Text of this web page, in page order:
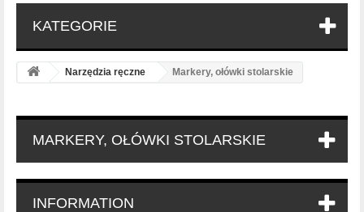
KATEGORIE
Narzędzia ręczne Markery, ołówki stolarskie
MARKERY, OŁÓWKI STOLARSKIE
INFORMATION